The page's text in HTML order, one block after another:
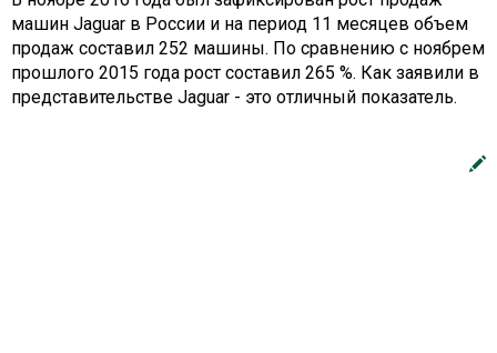
машин Jaguar в России и на период 11 месяцев объем
продаж составил 252 машины. По сравнению с ноябрем
прошлого 2015 года рост составил 265 %. Как заявили в
представительстве Jaguar - это отличный показатель.